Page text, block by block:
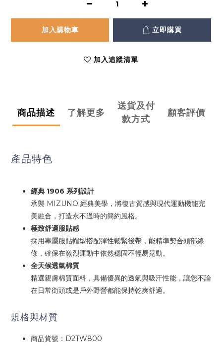
加入購物車 立即購買
加入追蹤清單
商品描述 了解更多
送貨及付
款方式
顧客評價
產品特色
經典 1906 系列設計
承襲 MIZUNO 經典美學，將復古質感與現代運動機能完
美融合，打造永不過時的簡約風格。
極致舒適服貼感
採用專屬服貼帽型搭配彈性鬆緊後帶，能精準契合頭部線
條，確保在激烈運動中依然穩固不輕易晃動。
全天候透氣棉質
精選親膚棉質面料，具備優異的透氣與吸汗性能，讓您不論
在日常街頭或是戶外野營都能保持乾爽舒適。
規格與材質
商品貨號：D2TW800